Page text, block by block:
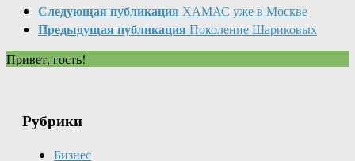
Следующая публикация ХАМАС уже в Москве
Предыдущая публикация Поколение Шариковых
Привет, гость!
Рубрики
Бизнес